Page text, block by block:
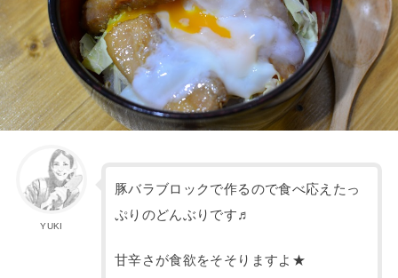
YUKI
豚バラブロックで作るので食べ応えたっ
ぷりのどんぶりです♬
甘辛さが食欲をそそりますよ★